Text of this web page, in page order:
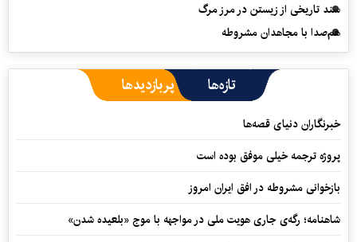
سند تاریخی از زیستن در مرز مرگ
هم‌صدا با مجاهدان مشروطه
تازه‌ها پربازدیدها
خبرنگاران دنیای قصه‌ها
پروژه ترجمه خیلی موفق بوده است
بازخوانی مشروطه در افق ایران امروز
شاهنامه؛ رگه‌ی جاری هویت ملی در مواجهه با موج «بلعیده شدن»